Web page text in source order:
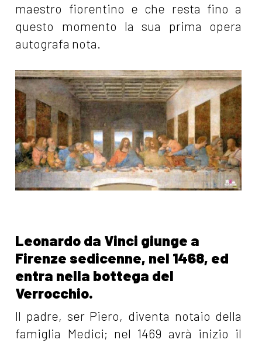
maestro fiorentino e che resta fino a
questo momento la sua prima opera
autografa nota.
Leonardo da Vinci giunge a
Firenze sedicenne, nel 1468, ed
entra nella bottega del
Verrocchio.
Il padre, ser Piero, diventa notaio della
famiglia Medici; nel 1469 avrà inizio il